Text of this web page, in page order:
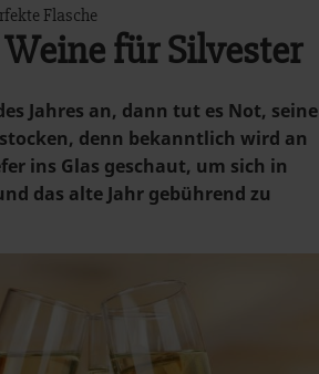
Flasche
für Silvester
Jahres an, dann tut es Not, seine
denn bekanntlich wird an
ins Glas geschaut, um sich in
das alte Jahr gebührend zu